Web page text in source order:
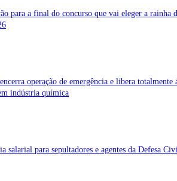
para a final do concurso que vai eleger a rainha
operação de emergência e libera totalmente
indústria química
salarial para sepultadores e agentes da Defesa